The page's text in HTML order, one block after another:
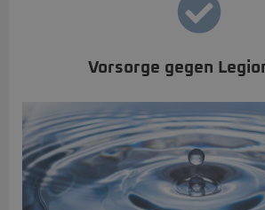
Vorsorge gegen